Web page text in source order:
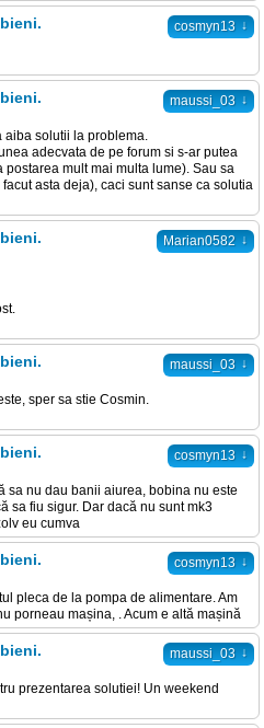
cosmyn13 ↓
maussi_03 ↓
aiba solutii la problema.
adecvata de pe forum si s-ar putea
mult mai multa lume). Sau sa
asta deja), caci sunt sanse ca solutia
Marian0582 ↓
maussi_03 ↓
sper sa stie Cosmin.
cosmyn13 ↓
sa nu dau banii aiurea, bobina nu este
sa fiu sigur. Dar dacă nu sunt mk3
eu cumva
cosmyn13 ↓
pleca de la pompa de alimentare. Am
porneau mașina, . Acum e altă mașină
maussi_03 ↓
prezentarea solutiei! Un weekend